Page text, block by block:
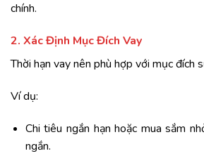
chính.
2. Xác Định Mục Đích Vay
Thời hạn vay nên phù hợp với mục đích
Ví dụ:
Chi tiêu ngắn hạn hoặc mua sắm
ngắn.